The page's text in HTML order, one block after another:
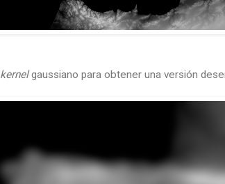
kernelgaussiano para obtener una versión